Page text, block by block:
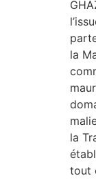
la
la
tout